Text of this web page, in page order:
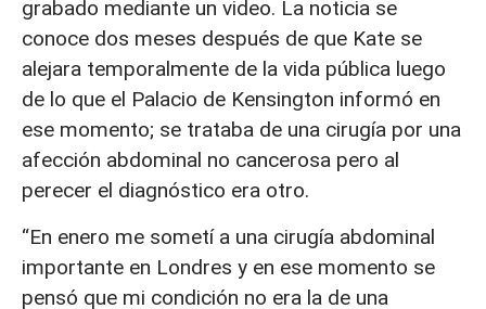
grabado mediante un video. La noticia se
conoce dos meses después de que Kate se
alejara temporalmente de la vida pública luego
de lo que el Palacio de Kensington informó en
ese momento; se trataba de una cirugía por una
afección abdominal no cancerosa pero al
perecer el diagnóstico era otro.
“En enero me sometí a una cirugía abdominal
importante en Londres y en ese momento se
pensó que mi condición no era la de una